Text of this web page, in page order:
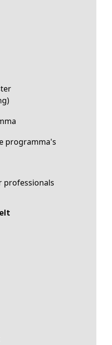
programma's
professionals